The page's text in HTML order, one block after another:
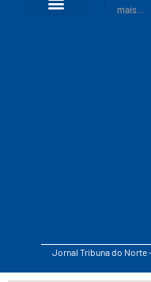
mais...
Jornal Tribuna do Norte